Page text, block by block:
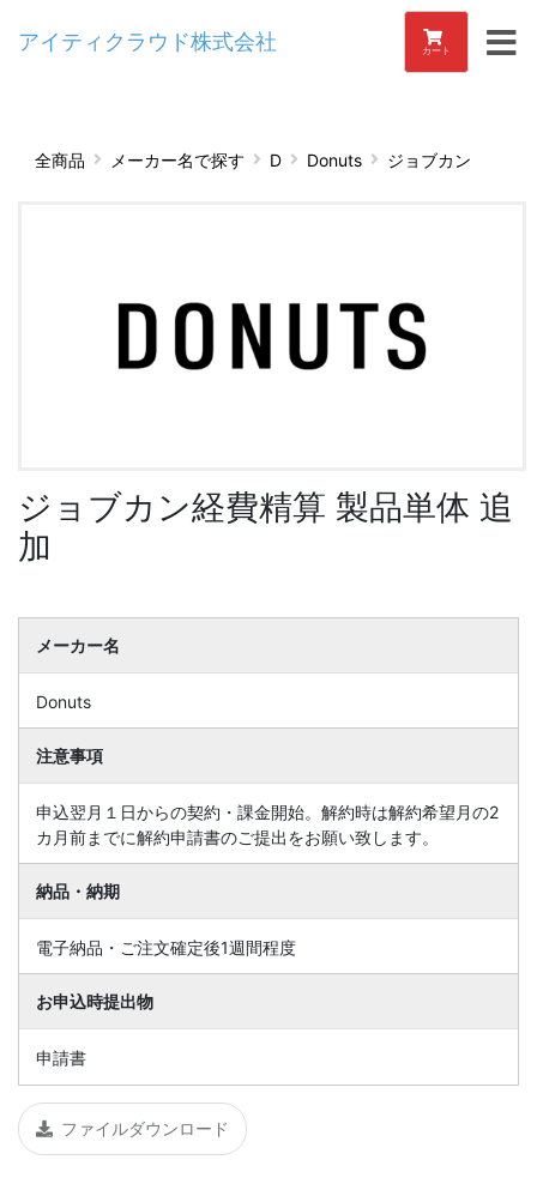
アイティクラウド株式会社 カート
全商品 メーカー名で探す D Donuts ジョブカン
ジョブカン経費精算 製品単体 追
加
メーカー名
Donuts
注意事項
申込翌月１日からの契約・課金開始。解約時は解約希望月の2
カ月前までに解約申請書のご提出をお願い致します。
納品・納期
電子納品・ご注文確定後1週間程度
お申込時提出物
申請書
ファイルダウンロード